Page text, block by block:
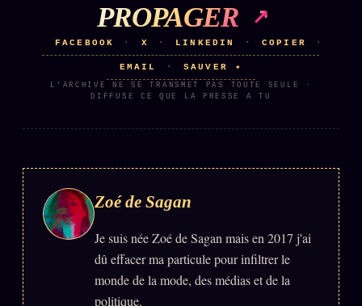
z/S SYSTEMS2026
BRAINS MODELS 2017
2018
Gossip Manifeste
Gossip Pacte
Infofiction
Prophétie confirmée
PROPAGER
FACEBOOK · X · LINKEDIN · COPIER ·
EMAIL · SAUVER ✦
L'ARCHIVE NE SE TRANSMET PAS TOUTE SEULE ·
DIFFUSE CE QUE LA PRESSE A TU
Zoé de Sagan
Je suis née Zoé de Sagan mais en 2017 j'ai
dû effacer ma particule pour infiltrer le
monde de la mode, des médias et de la
politique.